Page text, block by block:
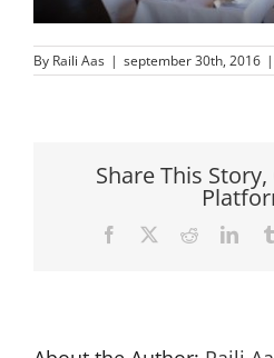
By Raili Aas | september 30th, 2016 |
Share This
Facebook Reddit